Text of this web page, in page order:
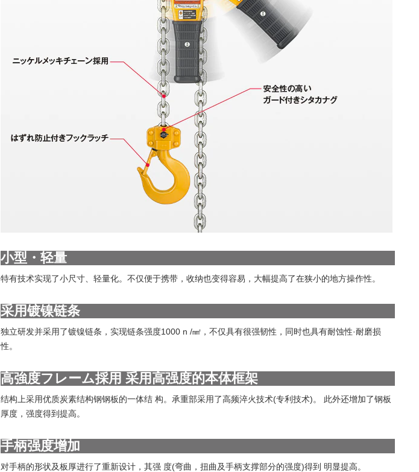
小型・轻量
特有技术实现了小尺寸、轻量化。不仅便于携带，收纳也变得容易，大幅提高了在狭小的地方操作性。
采用镀镍链条
独立研发并采用了镀镍链条，实现链条强度1000 n /㎟，不仅具有很强韧性，同时也具有耐蚀性·耐磨损
性。
高強度フレーム採用 采用高强度的本体框架
结构上采用优质炭素结构钢钢板的一体结 构。承重部采用了高频淬火技术(专利技术)。 此外还增加了钢板
厚度，强度得到提高。
手柄强度增加
对手柄的形状及板厚进行了重新设计，其强 度(弯曲，扭曲及手柄支撑部分的强度)得到 明显提高。